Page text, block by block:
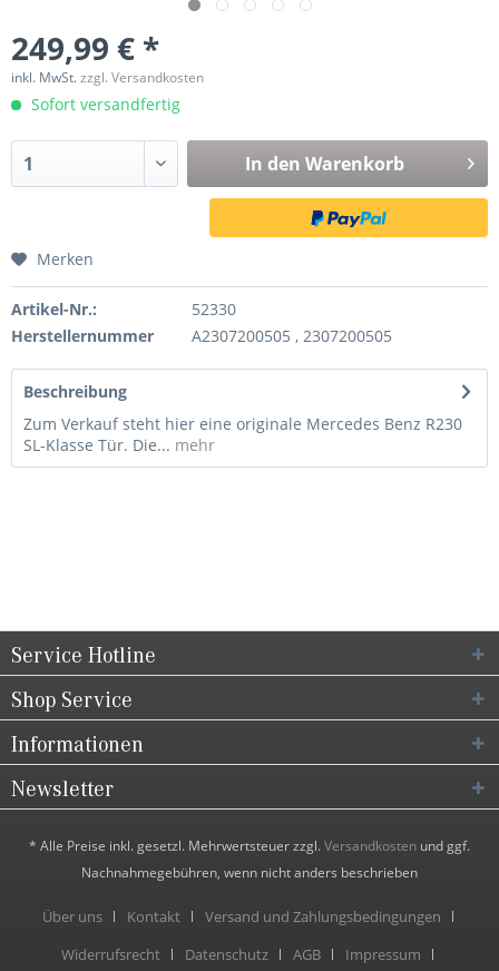
249,99 € *
inkl. MwSt.zzgl. Versandkosten
Sofort versandfertig
In den Warenkorb
Merken
Artikel-Nr.:
52330
Herstellernummer
A2307200505 , 2307200505
Beschreibung
Zum Verkauf steht hier eine originale Mercedes Benz R230
SL-Klasse Tür. Die... mehr
Service Hotline
Shop Service
Informationen
Newsletter
* Alle Preise inkl. gesetzl. Mehrwertsteuer zzgl.Versandkosten und ggf.
Nachnahmegebühren, wenn nicht anders beschrieben
Über uns Kontakt
Versand und Zahlungsbedingungen
Widerrufsrecht
Datenschutz AGB Impressum